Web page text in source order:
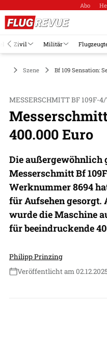
Abo
Zivil Militär
Szene Bf 109 Sensation:
MESSERSCHMITT BF 109F-4/
400.000 Euro
Die außergewöhnlich
Messerschmitt Bf
Werknummer 8694
für Aufsehen gesorgt.
wurde die Maschine
für beeindruckende
Philipp Prinzing
Veröffentlicht am